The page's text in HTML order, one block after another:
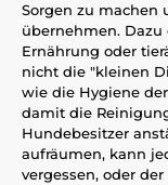
Sorgen zu machen
übernehmen.
Ernährung oder
nicht die "kleinen
wie die Hygiene
damit die
Hundebesitzer
aufräumen, kann
vergessen, oder